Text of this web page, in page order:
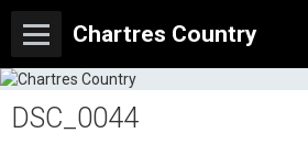
Chartres Country
DSC_0044